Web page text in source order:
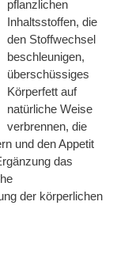
pflanzlichen
Inhaltsstoffen, die
den Stoffwechsel
beschleunigen,
überschüssiges
Körperfett auf
natürliche Weise
verbrennen, die
und den Appetit
das
der körperlichen